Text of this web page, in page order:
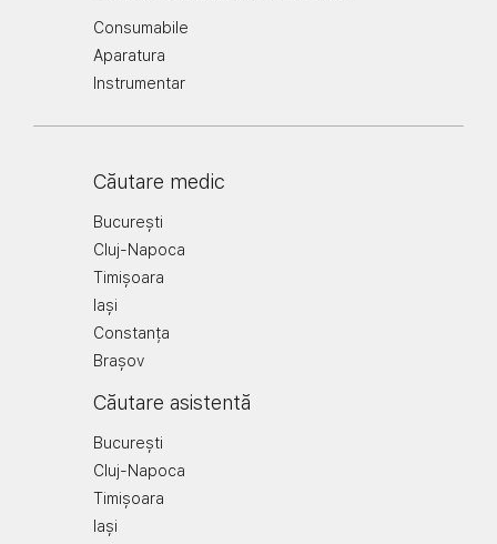
Consumabile
Aparatura
Instrumentar
Căutare medic
București
Cluj-Napoca
Timișoara
Iași
Constanța
Brașov
Căutare asistentă
București
Cluj-Napoca
Timișoara
Iași